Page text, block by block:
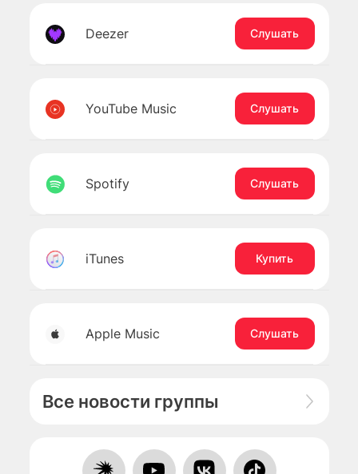
Deezer Слушать
YouTube Music Слушать
Spotify Слушать
iTunes Купить
Apple Music Слушать
Все новости группы